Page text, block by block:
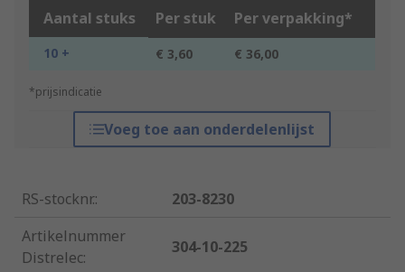
Aantal stuks Per stuk Per verpakking*
10 + € 3,60 € 36,00
*prijsindicatie
Voeg toe aan onderdelenlijst
RS-stocknr.:
203-8230
Artikelnummer
Distrelec:
304-10-225